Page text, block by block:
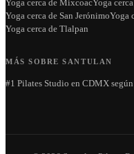
Yoga cerca de MixcoacYoga
Yoga cerca de San JerónimoYoga
Yoga cerca de Tlalpan
MÁS SOBRE SANTULAN
#1 Pilates Studio en CDMX